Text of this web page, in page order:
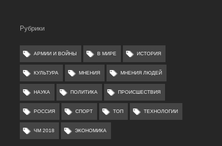
Рубрики
АРМИИ И ВОЙНЫ В МИРЕ ИСТОРИЯ
КУЛЬТУРА МНЕНИЯ МНЕНИЯ ЛЮДЕЙ
НАУКА ПОЛИТИКА ПРОИСШЕСТВИЯ
РОССИЯ СПОРТ ТОП ТЕХНОЛОГИИ
ЧМ 2018 ЭКОНОМИКА